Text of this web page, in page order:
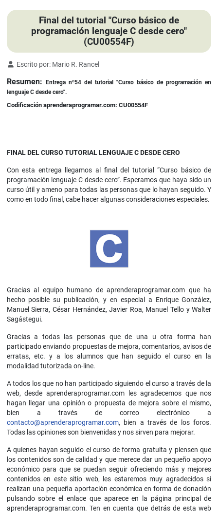
Final del tutorial "Curso básico de
programación lenguaje C desde cero"
(CU00554F)
Detalles
Escrito por: Mario R. Rancel
Resumen:
Entrega nº54 del tutorial "Curso básico de programación en
lenguaje C desde cero".
Codificación aprenderaprogramar.com: CU00554F
FINAL DEL CURSO TUTORIAL LENGUAJE C DESDE CERO
Con esta entrega llegamos al final del tutorial “Curso básico de
programación lenguaje C desde cero”. Esperamos que haya sido un
curso útil y ameno para todas las personas que lo hayan seguido. Y
como en todo final, cabe hacer algunas consideraciones especiales.
Gracias al equipo humano de aprenderaprogramar.com que ha
hecho posible su publicación, y en especial a Enrique González,
Manuel Sierra, César Hernández, Javier Roa, Manuel Tello y Walter
Sagástegui.
Gracias a todas las personas que de una u otra forma han
participado enviando propuestas de mejora, comentarios, avisos de
erratas, etc. y a los alumnos que han seguido el curso en la
modalidad tutorizada on-line.
A todos los que no han participado siguiendo el curso a través de la
web, desde aprenderaprogramar.com les agradecemos que nos
hagan llegar una opinión o propuesta de mejora sobre el mismo,
bien a través de correo electrónico a
contacto@aprenderaprogramar.com, bien a través de los foros.
Todas las opiniones son bienvenidas y nos sirven para mejorar.
A quienes hayan seguido el curso de forma gratuita y piensen que
los contenidos son de calidad y que merece dar un pequeño apoyo
económico para que se puedan seguir ofreciendo más y mejores
contenidos en este sitio web, les estaremos muy agradecidos si
realizan una pequeña aportación económica en forma de donación
pulsando sobre el enlace que aparece en la página principal de
aprenderaprogramar.com. Ten en cuenta que detrás de esta web